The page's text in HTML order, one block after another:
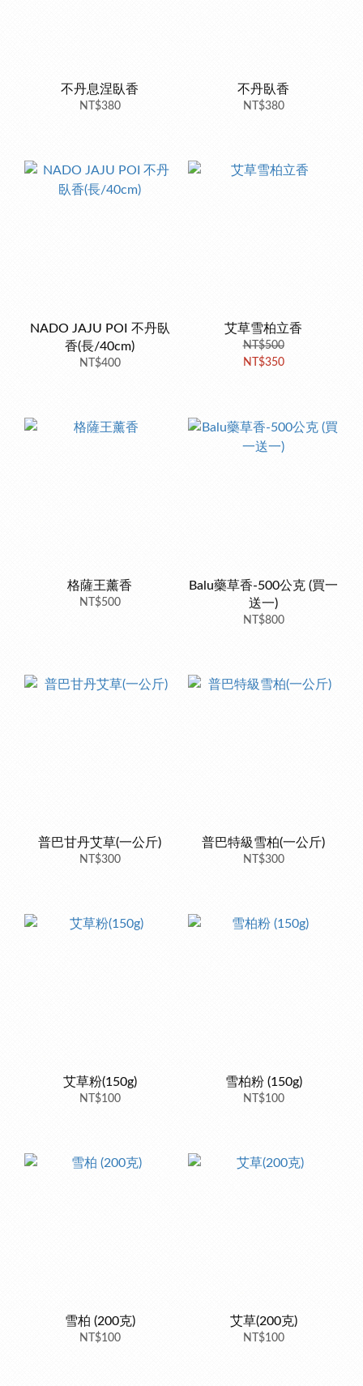
不丹息涅臥香
NT$380
不丹臥香
NT$380
NADO JAJU POI 不丹臥
香(長/40cm)
NT$400
艾草雪柏立香
NT$500
NT$350
格薩王薰香
NT$500
Balu藥草香-500公克 (買一
送一)
NT$800
普巴甘丹艾草(一公斤)
NT$300
普巴特級雪柏(一公斤)
NT$300
艾草粉(150g)
NT$100
雪柏粉 (150g)
NT$100
雪柏 (200克)
NT$100
艾草(200克)
NT$100